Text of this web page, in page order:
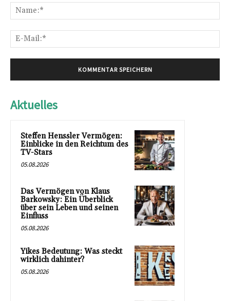
Aktuelles
Steffen Henssler Vermögen:
Einblicke in den Reichtum des
TV-Stars
05.08.2026
Das Vermögen von Klaus
Barkowsky: Ein Überblick
über sein Leben und seinen
Einfluss
05.08.2026
Yikes Bedeutung: Was steckt
wirklich dahinter?
05.08.2026